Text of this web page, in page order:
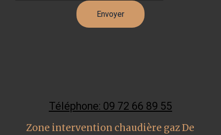
Téléphone: 09 72 66 89 55
Zone intervention chaudière gaz De